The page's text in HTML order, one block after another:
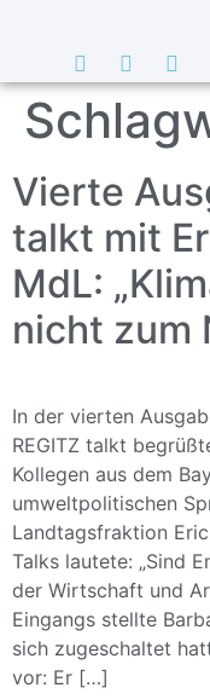
Vierte
talkt mit
MdL:
nicht zum
In der vierten
REGITZ talkt
Kollegen aus dem
umweltpolitischen
Landtagsfraktion
Talks lautete: „Sind
der Wirtschaft und
Eingangs stellte
sich zugeschaltet
vor: Er […]